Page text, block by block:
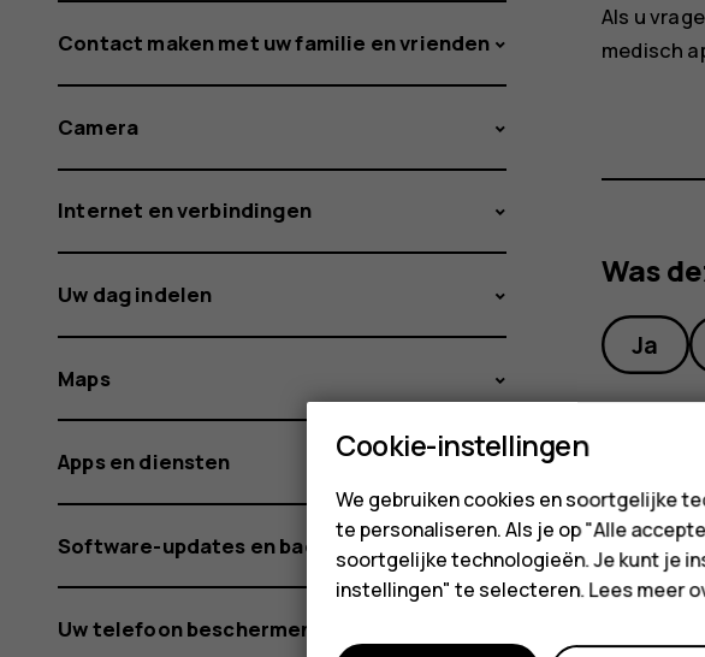
Als u
medisch
Was
Ja
Contact maken met uw familie en vrienden
Camera
Internet en verbindingen
Uw dag indelen
Maps
Apps en diensten
Software-updates en back-ups
Uw telefoon beschermen
Cookie-instellingen
We gebruiken cookies en soortgelijke
te personaliseren. Als je op "Alle
soortgelijke technologieën. Je kunt je
instellingen" te selecteren. Lees meer